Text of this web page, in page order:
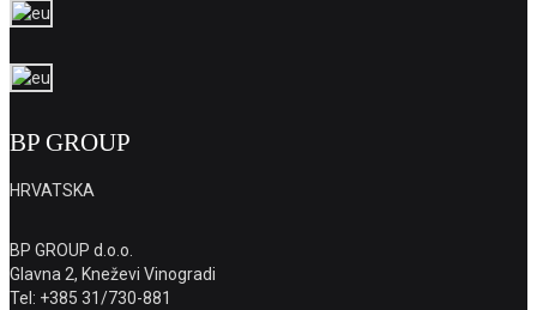
BP GROUP
HRVATSKA
BP GROUP d.o.o.
Glavna 2, Kneževi Vinogradi
Tel: +385 31/730-881